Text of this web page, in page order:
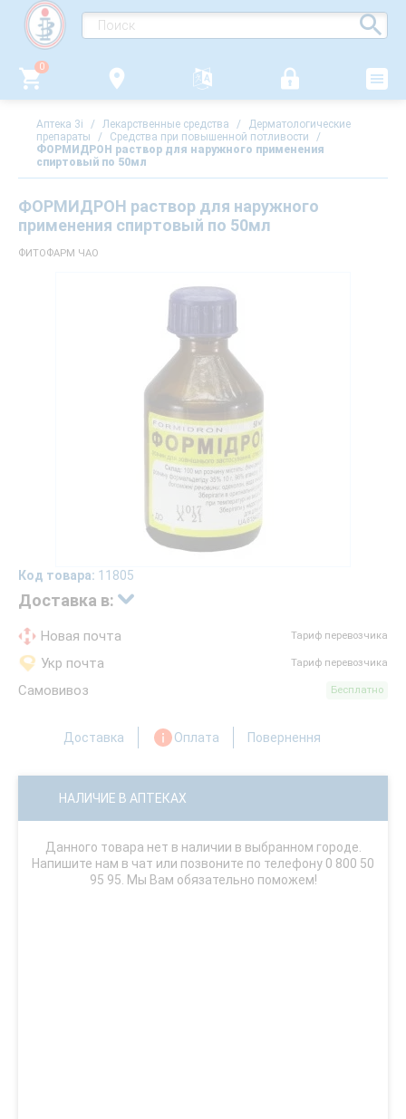
0
Аптека 3i / Лекарственные средства /
Дерматологические
препараты
/ Средства при повышенной потливости
/
ФОРМИДРОН раствор для наружного применения
спиртовый по 50мл
ФОРМИДРОН раствор для наружного
применения спиртовый по 50мл
ФИТОФАРМ ЧАО
Код товара: 11805
Доставка в:
Новая почта Тариф перевозчика
Укр почта Тариф перевозчика
Самовивоз Бесплатно
Доставка Оплата Повернення
НАЛИЧИЕ В АПТЕКАХ
Данного товара нет в наличии в выбранном городе.
Напишите нам в чат или позвоните по телефону 0 800 50
95 95. Мы Вам обязательно поможем!